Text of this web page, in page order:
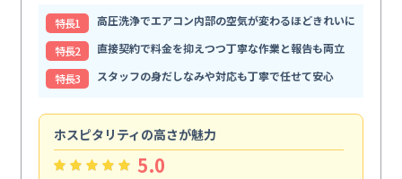
特⻑1
高圧洗浄でエアコン内部の空気が変わるほどきれいに
特⻑2
直接契約で料金を抑えつつ丁寧な作業と報告も両立
特⻑3
スタッフの身だしなみや対応も丁寧で任せて安心
ホスピタリティの高さが魅力
5.0